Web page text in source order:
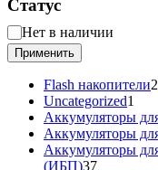
Статус
Статус
Нет в наличии
Применить
Flash накопители2
Uncategorized1
Аккумуляторы
Аккумуляторы
Аккумуляторы
(ИБП)3737